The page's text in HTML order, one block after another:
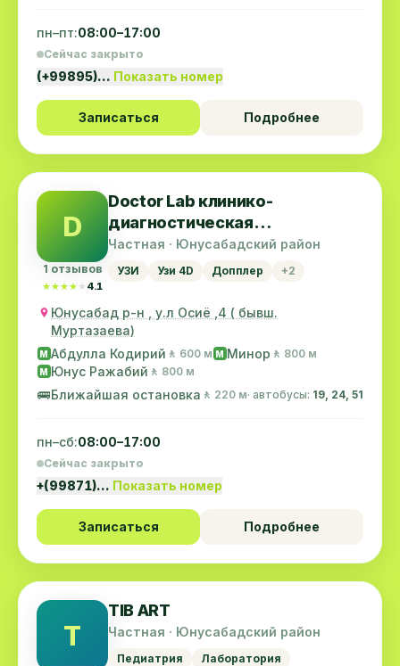
пн–пт:08:00–17:00
Сейчас закрыто
(+99895)… Показать номер
Записаться Подробнее
D
1 отзывов
★★★★★
★★★★★ 4.1
Doctor Lab клинико-
диагностическая
лаборатория
Частная · Юнусабадский район
УЗИ Узи 4D Допплер +2
Юнусабад р-н , у.л Осиё ,4 ( бывш.
Муртазаева)
M Абдулла Кодирий 🚶 600 м M Минор 🚶 800 м
M Юнус Ражабий 🚶 800 м
🚌Ближайшая остановка 🚶 220 м· автобусы: 19, 24, 51
пн–сб:08:00–17:00
Сейчас закрыто
+(99871)… Показать номер
Записаться Подробнее
T
TIB ART
Частная · Юнусабадский район
Педиатрия
Лаборатория